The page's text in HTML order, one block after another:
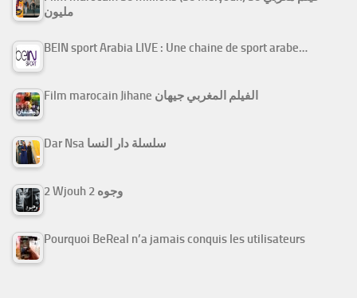
مليون
BEIN sport Arabia LIVE : Une chaine de sport arabe…
Film marocain Jihane الفيلم المغربي جيهان
Dar Nsa سلسلة دار النسا
2 Wjouh 2 وجوه
Pourquoi BeReal n’a jamais conquis les utilisateurs